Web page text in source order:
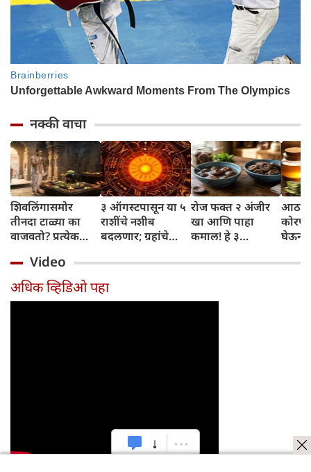
नक्की वाचा
शिवलिंगासमोर
तीनदा टाळ्या का
वाजवतो? प्रत्येक
जाणून घ्या
३ ऑगस्टपासून या ५
राशींचे नशीब
बदलणार; ग्रहांचे
संपतील आणि शुभ
दिवसांची सुरुवात
होईल
रोज फक्त २ अंजीर
खा आणि पाहा
कमाल! हे ३
तुम्हाला ठाऊक
घेऊन
Video
अधिक व्हिडिओ पहा